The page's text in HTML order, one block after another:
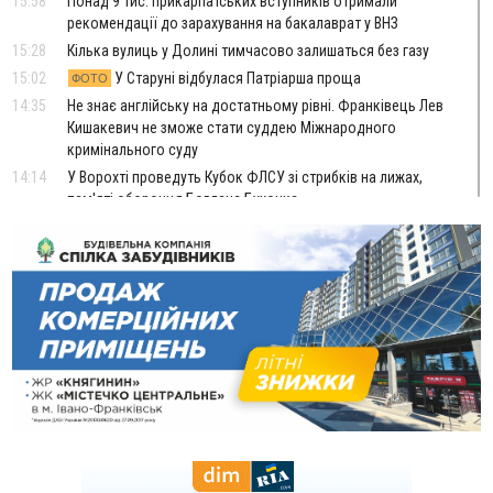
рекомендації до зарахування на бакалаврат у ВНЗ
15:28
Кілька вулиць у Долині тимчасово залишаться без газу
15:02
ФОТО
У Старуні відбулася Патріарша проща
14:35
Не знає англійську на достатньому рівні. Франківець Лев
Кишакевич не зможе стати суддею Міжнародного
кримінального суду
14:14
У Ворохті проведуть Кубок ФЛСУ зі стрибків на лижах,
пам'яті оборонця Богдана Бухонка
На Калущині розшукали чоловіка, який три дні
блукав у лісі
13:14
Боднар розповів про реакцію влади Польщі на атаки на
українців та про зміни після 23 серпня
12:31
ВІДЕО "Едельвейси" щемливо привітали рідну Коломию з
Днем міста
11:55
Вчора у Франківську, Коломиї, Долині та Яремче
зафіксували рекордну спеку
11:45
У Надвірній п'яна жінка побила малолітнього хлопчика: суд
У басейні Дністра встановилася гідрологічна посуха - рівні